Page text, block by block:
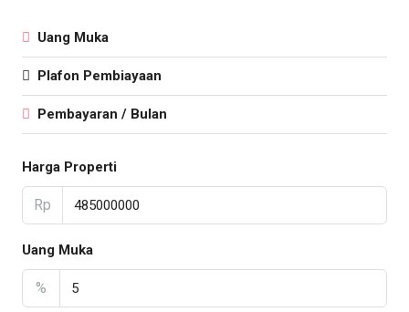
Uang Muka
Plafon Pembiayaan
Pembayaran / Bulan
Harga Properti
Rp
Uang Muka
%